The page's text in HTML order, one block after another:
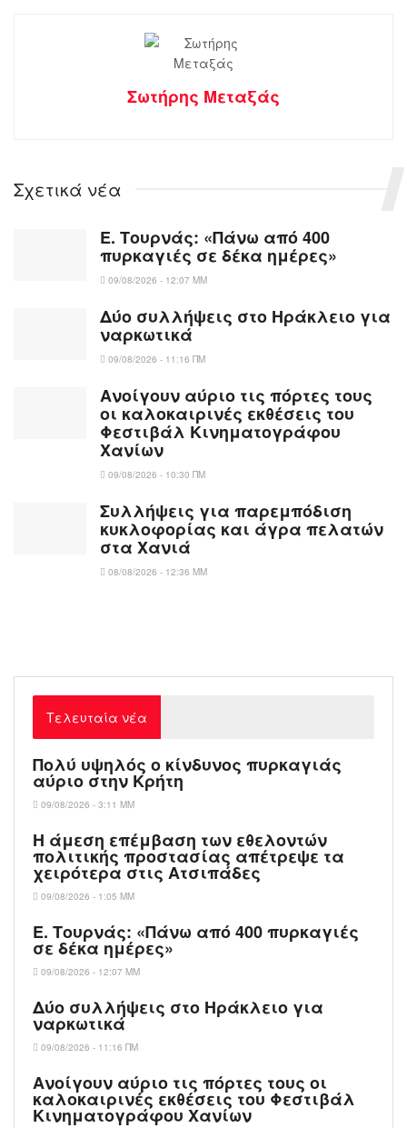
Σωτήρης Μεταξάς
Σχετικά νέα
Ε. Τουρνάς: «Πάνω από 400
πυρκαγιές σε δέκα ημέρες»
09/08/2026 - 12:07 ΜΜ
Δύο συλλήψεις στο Ηράκλειο για
ναρκωτικά
09/08/2026 - 11:16 ΠΜ
Ανοίγουν αύριο τις πόρτες τους
οι καλοκαιρινές εκθέσεις του
Φεστιβάλ Κινηματογράφου
Χανίων
09/08/2026 - 10:30 ΠΜ
Συλλήψεις για παρεμπόδιση
κυκλοφορίας και άγρα πελατών
στα Χανιά
08/08/2026 - 12:36 ΜΜ
Τελευταία νέα
Πολύ υψηλός ο κίνδυνος πυρκαγιάς
αύριο στην Κρήτη
09/08/2026 - 3:11 ΜΜ
Η άμεση επέμβαση των εθελοντών
πολιτικής προστασίας απέτρεψε τα
χειρότερα στις Aτσιπάδες
09/08/2026 - 1:05 ΜΜ
Ε. Τουρνάς: «Πάνω από 400 πυρκαγιές
σε δέκα ημέρες»
09/08/2026 - 12:07 ΜΜ
Δύο συλλήψεις στο Ηράκλειο για
ναρκωτικά
09/08/2026 - 11:16 ΠΜ
Ανοίγουν αύριο τις πόρτες τους οι
καλοκαιρινές εκθέσεις του Φεστιβάλ
Κινηματογράφου Χανίων